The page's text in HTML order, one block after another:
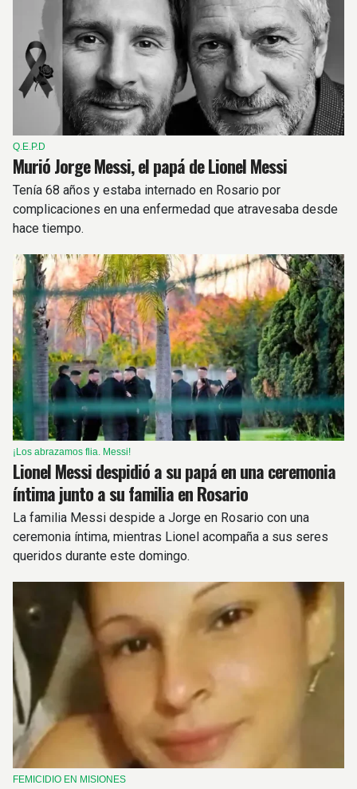
Q.E.P.D
Murió Jorge Messi, el papá de Lionel Messi
Tenía 68 años y estaba internado en Rosario por
complicaciones en una enfermedad que atravesaba desde
hace tiempo.
¡Los abrazamos flia. Messi!
Lionel Messi despidió a su papá en una ceremonia
íntima junto a su familia en Rosario
La familia Messi despide a Jorge en Rosario con una
ceremonia íntima, mientras Lionel acompaña a sus seres
queridos durante este domingo.
FEMICIDIO EN MISIONES